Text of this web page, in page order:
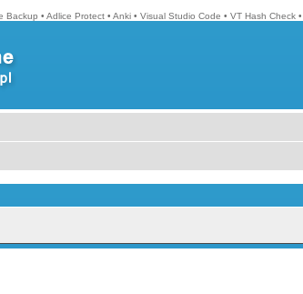
Backup • Adlice Protect • Anki • Visual Studio Code • VT Hash Check •